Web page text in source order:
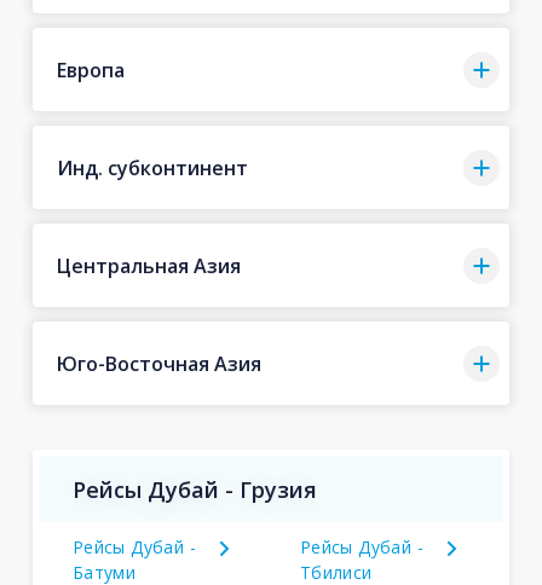
Европа
Инд. субконтинент
Центральная Азия
Юго-Восточная Азия
Рейсы Дубай - Грузия
Рейсы Дубай -
Батуми
Рейсы Дубай -
Тбилиси